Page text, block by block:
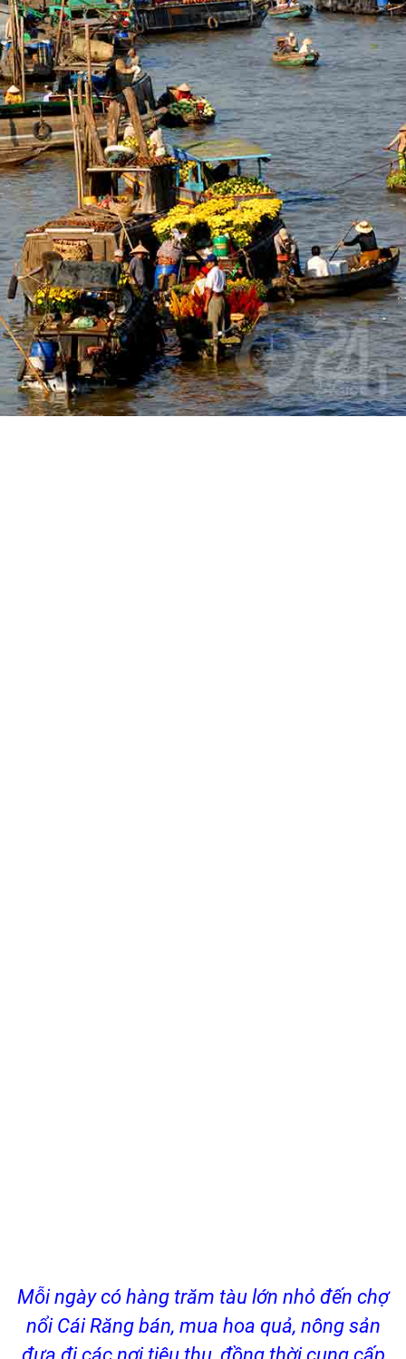
Mỗi ngày có hàng trăm tàu lớn nhỏ đến chợ
nổi Cái Răng bán, mua hoa quả, nông sản